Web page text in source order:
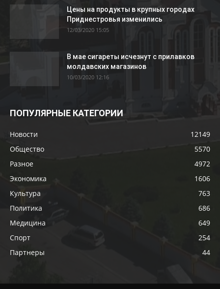
Цены на продукты в крупных городах
Приднестровья изменились
12/03/2020 15:05
В мае сигареты исчезнут с прилавков
молдавских магазинов
10/03/2020 12:16
ПОПУЛЯРНЫЕ КАТЕГОРИИ
Новости
12149
Общество
5570
Разное
4972
Экономика
1606
Культура
763
Политика
686
Медицина
649
Спорт
254
Партнеры
44